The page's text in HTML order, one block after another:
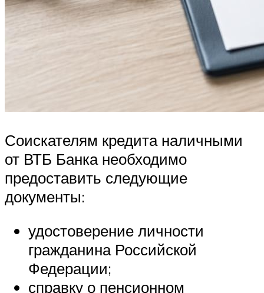
Соискателям кредита наличными
от ВТБ Банка необходимо
предоставить следующие
документы:
удостоверение личности
гражданина Российской
Федерации;
справку о пенсионном